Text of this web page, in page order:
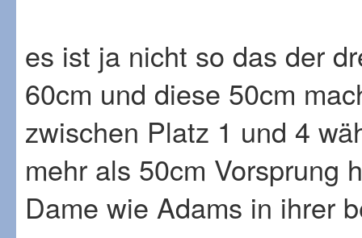
es ist ja nicht so das der
60cm und diese 50cm
zwischen Platz 1 und 4
mehr als 50cm Vorsprung
Dame wie Adams in ihrer